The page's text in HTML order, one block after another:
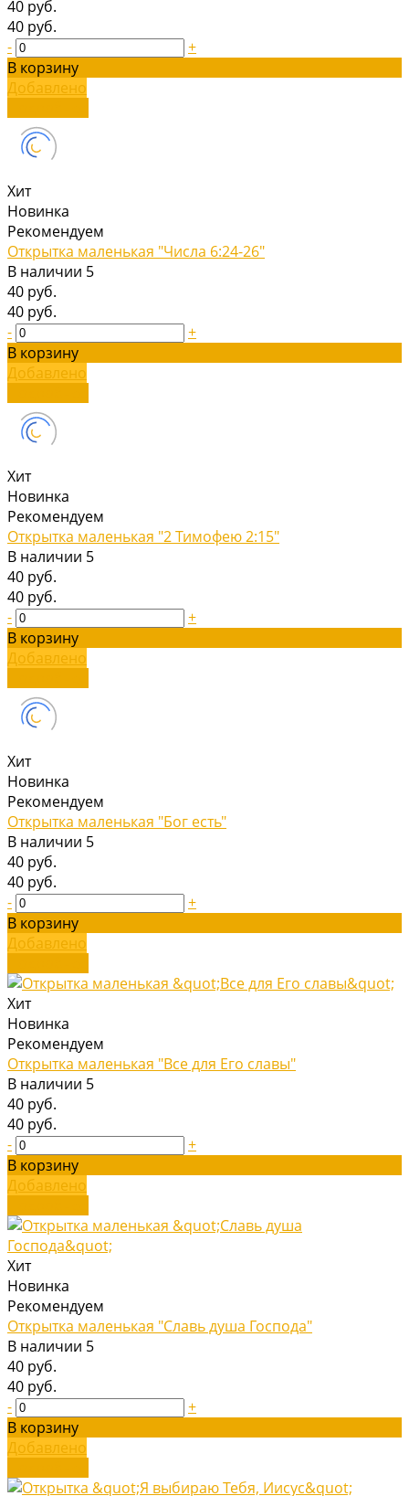
40 руб.
40 руб.
-
+
В корзину
Добавлено
Хит
Новинка
Рекомендуем
Открытка маленькая "Числа 6:24-26"
В наличии 5
40 руб.
40 руб.
-
+
В корзину
Добавлено
Хит
Новинка
Рекомендуем
Открытка маленькая "2 Тимофею 2:15"
В наличии 5
40 руб.
40 руб.
-
+
В корзину
Добавлено
Хит
Новинка
Рекомендуем
Открытка маленькая "Бог есть"
В наличии 5
40 руб.
40 руб.
-
+
В корзину
Добавлено
Хит
Новинка
Рекомендуем
Открытка маленькая "Все для Его славы"
В наличии 5
40 руб.
40 руб.
-
+
В корзину
Добавлено
Хит
Новинка
Рекомендуем
Открытка маленькая "Славь душа Господа"
В наличии 5
40 руб.
40 руб.
-
+
В корзину
Добавлено